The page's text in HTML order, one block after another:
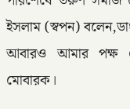
ইসলাম (স্বপন)
আবারও আমার পক্ষ
মোবারক।